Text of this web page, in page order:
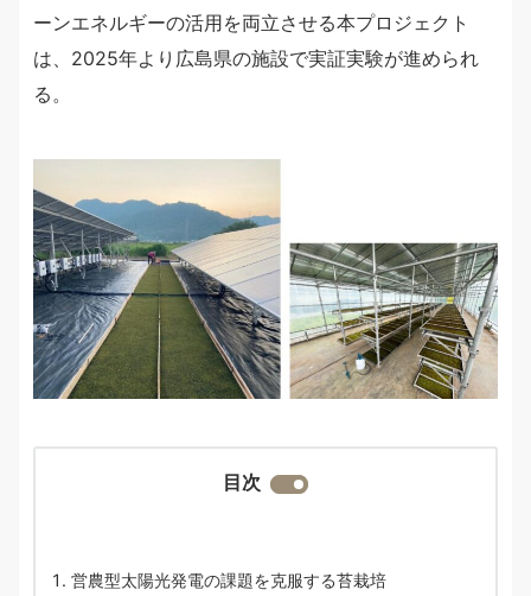
ーンエネルギーの活用を両立させる本プロジェクト
は、2025年より広島県の施設で実証実験が進められ
る。
目次
営農型太陽光発電の課題を克服する苔栽培